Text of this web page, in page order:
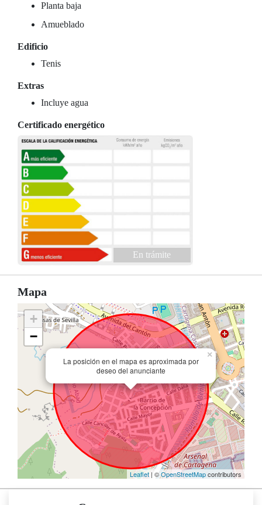
Planta baja
Amueblado
Edificio
Tenis
Extras
Incluye agua
Certificado energético
En trámite
Mapa
La posición en el mapa es aproximada por
deseo del anunciante
×
+
−
Leaflet | ©OpenStreetMapcontributors